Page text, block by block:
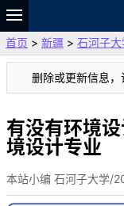
题库
故事
VIP
资料
首页 > 新疆 > 石河子大
删除或更新信息
有没有环境
境设计专业
本站小编 石河子大学/